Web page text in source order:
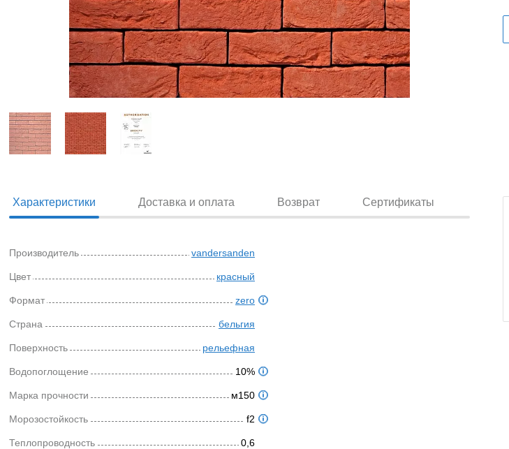
Характеристики Доставка и оплата Возврат Сертификаты
Производитель vandersanden
Цвет красный
Формат zero
Страна бельгия
Поверхность рельефная
Водопоглощение 10%
Марка прочности м150
Морозостойкость f2
Теплопроводность 0,6